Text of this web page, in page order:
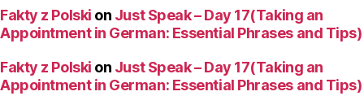
Fakty z Polski on Just Speak – Day 17(Taking an
Appointment in German: Essential Phrases and Tips)
Fakty z Polski on Just Speak – Day 17(Taking an
Appointment in German: Essential Phrases and Tips)